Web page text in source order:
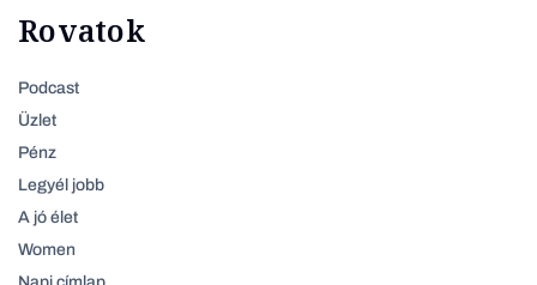
Rovatok
Podcast
Üzlet
Pénz
Legyél jobb
A jó élet
Women